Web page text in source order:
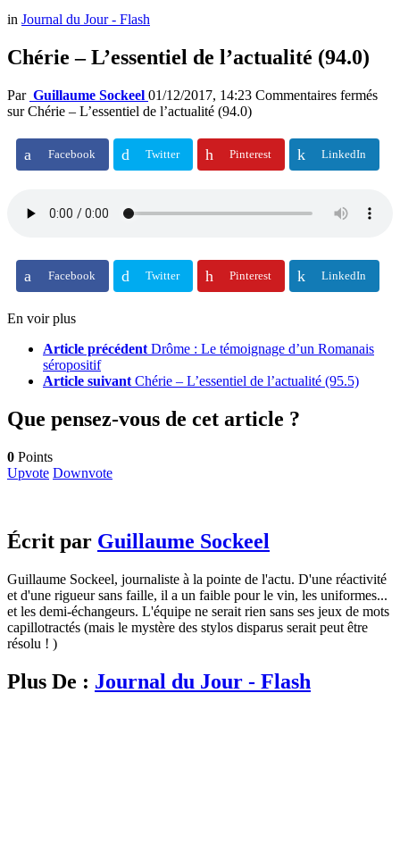
in Journal du Jour - Flash
Chérie – L’essentiel de l’actualité (94.0)
Par Guillaume Sockeel 01/12/2017, 14:23 Commentaires fermés
sur Chérie – L’essentiel de l’actualité (94.0)
Facebook Twitter Pinterest LinkedIn
Facebook Twitter Pinterest LinkedIn
En voir plus
Article précédent Drôme : Le témoignage d’un Romanais
séropositif
Article suivant Chérie – L’essentiel de l’actualité (95.5)
Que pensez-vous de cet article ?
0 Points
Upvote Downvote
Écrit par Guillaume Sockeel
Guillaume Sockeel, journaliste à la pointe de l'actu. D'une réactivité
et d'une rigueur sans faille, il a un faible pour le vin, les uniformes...
et les demi-échangeurs. L'équipe ne serait rien sans ses jeux de mots
capillotractés (mais le mystère des stylos disparus serait peut être
résolu ! )
Plus De : Journal du Jour - Flash